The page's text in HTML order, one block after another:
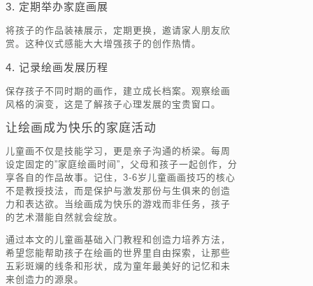
3. 定期举办家庭画展
将孩子的作品装裱展示，定期更换，邀请家人朋友欣
赏。这种仪式感能大大增强孩子的创作热情。
4. 记录绘画发展历程
保存孩子不同时期的画作，建立成长档案。观察绘画
风格的演变，这是了解孩子心理发展的宝贵窗口。
让绘画成为快乐的家庭活动
儿童画不仅是技能学习，更是亲子沟通的桥梁。每周
设定固定的”家庭绘画时间”，父母和孩子一起创作，分
享各自的作品故事。记住，3-6岁儿童画画技巧的核心
不是教授技法，而是保护与激发那份与生俱来的创造
力和表达欲。当绘画成为快乐的游戏而非任务，孩子
的艺术潜能自然就会绽放。
通过本文的儿童画基础入门教程和创造力培养方法，
希望您能帮助孩子在绘画的世界里自由探索，让那些
五彩斑斓的线条和形状，成为童年最美好的记忆和未
来创造力的源泉。